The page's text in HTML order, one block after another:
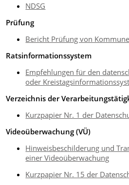
NDSG
Prüfung
Bericht Prüfung von
Ratsinformationssystem
Empfehlungen für den
oder
Verzeichnis der
Kurzpapier Nr. 1 der
Videoüberwachung (VÜ)
Hinweisbeschilderung und
einer Videoüberwachung
Kurzpapier Nr. 15 der